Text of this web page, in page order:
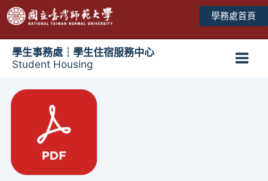
至
學務處首頁
學生事務處┆學生住宿服務中心
Student Housing